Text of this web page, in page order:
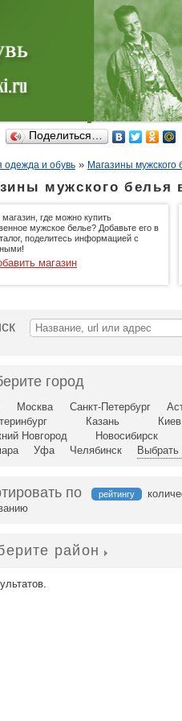
Поделиться…
одежда и обувь » Магазины мужского
мужского белья
магазин, где можно купить
мужское белье? Добавьте его в
поделитесь информацией с
магазин
город
Москва Санкт-Петербург
Казань Киев
Новгород
Новосибирск
Уфа Челябинск Выбрать
по рейтингу
район